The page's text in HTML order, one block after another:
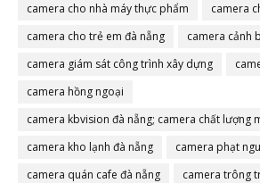
camera cho nhà máy thực phẩm
camera
camera cho trẻ em đà nẵng
camera cảnh
camera giám sát công trình xây dựng
camera hồng ngoại
camera kbvision đà nẵng; camera chất lượng
camera đà nẵng
camera kho lạnh đà nẵng
camera phạt
camera quán cafe đà nẵng
camera trông